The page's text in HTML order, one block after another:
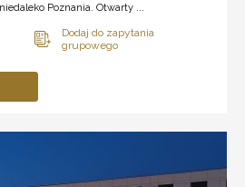
Poznania. Otwarty ...